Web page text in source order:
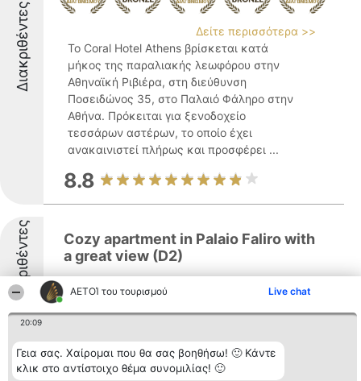
ΑΕΤΟΊ του τουρισμού Live chat
20:09
Γεια σας. Χαίρομαι που θα σας βοηθήσω! 🙂 Κάντε
κλικ στο αντίστοιχο θέμα συνομιλίας! 🙂
Διακριθέντες
Δείτε περισσότερα >>
Το Coral Hotel Athens βρίσκεται κατά
μήκος της παραλιακής λεωφόρου στην
Αθηναϊκή Ριβιέρα, στη διεύθυνση
Ποσειδώνος 35, στο Παλαιό Φάληρο στην
Αθήνα. Πρόκειται για ξενοδοχείο
τεσσάρων αστέρων, το οποίο έχει
ανακαινιστεί πλήρως και προσφέρει ...
8.8
Διακριθέντες
Cozy apartment in Palaio Faliro with
a great view (D2)
8